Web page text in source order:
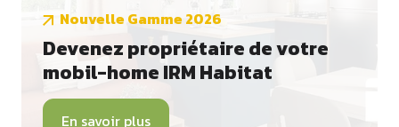
Nouvelle Gamme 2026
Devenez propriétaire de votre
mobil-home IRM Habitat
En savoir plus